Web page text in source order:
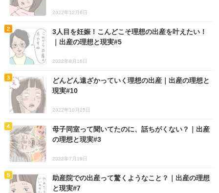
2022年12月6日
3人目を妊娠！こんどこそ理想の出産を叶えたい！
｜出産の理想と現実#5
2022年8月16日
どんどん遠ざかっていく理想の出産｜出産の理想と
現実#10
2022年10月25日
母子同室って聞いてたのに、話ちがくない？｜出産
の理想と現実#3
2022年7月19日
助産院での出産って驚くようなこと？｜出産の理想
と現実#7